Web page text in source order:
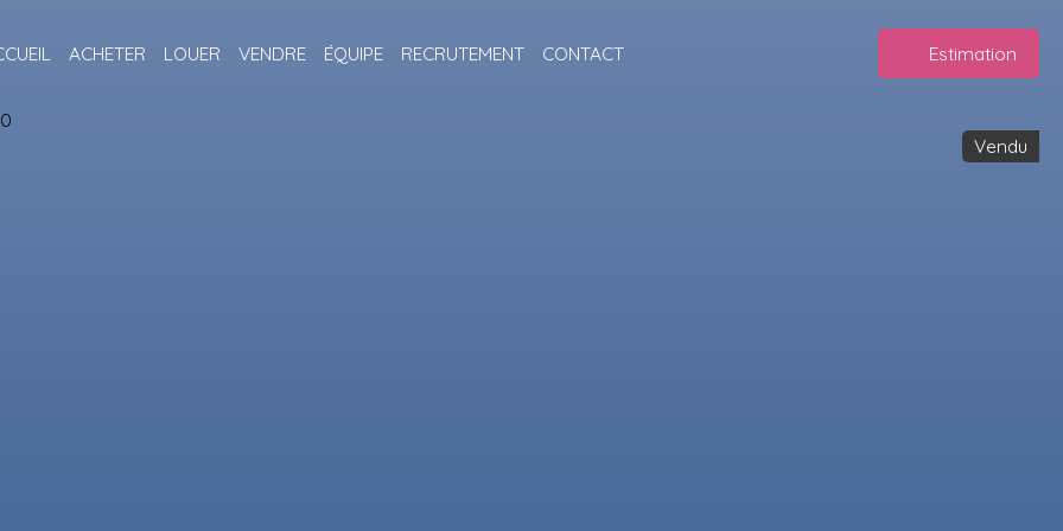
ACHETER LOUER VENDRE ÉQUIPE RECRUTEMENT CONTACT Estimation
Vendu